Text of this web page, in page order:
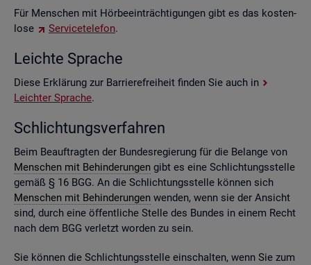
Für Men­schen mit Hör­be­ein­träch­ti­gun­gen gibt es das kos­ten­
lo­se
Ser­vice­te­le­fon.
Leich­te Spra­che
Diese Er­klä­rung zur Bar­rie­re­frei­heit fin­den Sie auch in
Leich­ter Spra­che.
Schlich­tungs­ver­fah­ren
Beim Be­auf­trag­ten der Bun­des­re­gie­rung für die Be­lan­ge von
Men­schen mit Be­hin­de­run­gen gibt es eine Schlich­tungs­stel­le
gemäß § 16 BGG. An die Schlich­tungs­stel­le kön­nen sich
Men­schen mit Be­hin­de­run­gen wen­den, wenn sie der An­sicht
sind, durch eine öf­fent­li­che Stel­le des Bun­des in einem Recht
nach dem BGG ver­letzt wor­den zu sein.
Sie kön­nen die Schlich­tungs­stel­le ein­schal­ten, wenn Sie zum